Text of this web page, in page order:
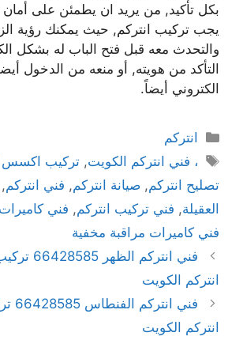
بكل تأكيد, من يريد ان يطمئن على أمان
يجب تركيب انتركم, حيث يمكنك رؤية
والتحدث معه قبل فتح الباب له بشكل
التأكد من هويته, أو منعه من الدخول
الكتروني أيضاً.
انتركم
، فني انتركم الكويت,تركيب اكسس
تصليح انتركم, صيانة انتركم, فني انتركم,
العقيلة, فني تركيب انتركم, فني
فني كاميرات مراقبة مخفية
فني انتركم
انتركم الكويت
فني
انتركم الكويت